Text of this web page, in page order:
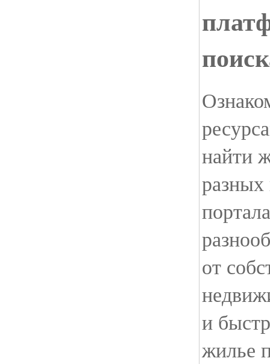
найти
разных
от
и
жилье